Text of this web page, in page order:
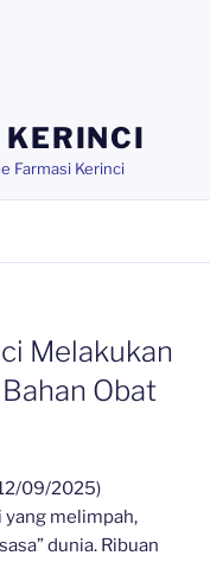
Farmasi Kerinci
Melakukan
Obat
09/2025)
yang melimpah,
dunia. Ribuan